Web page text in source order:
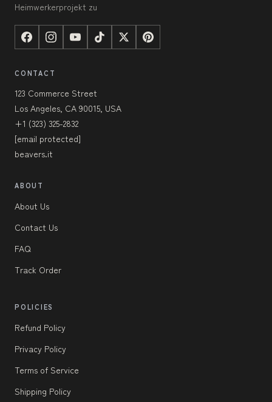
Heimwerkerprojekt zu
CONTACT
123 Commerce Street
Los Angeles, CA 90015, USA
+1 (323) 325-2832
[email protected]
beavers.it
ABOUT
About Us
Contact Us
FAQ
Track Order
POLICIES
Refund Policy
Privacy Policy
Terms of Service
Shipping Policy